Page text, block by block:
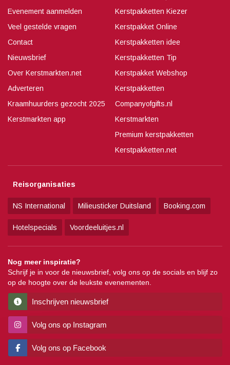
Evenement aanmelden
Veel gestelde vragen
Contact
Nieuwsbrief
Over Kerstmarkten.net
Adverteren
Kraamhuurders gezocht 2025
Kerstmarkten app
Kerstpakketten Kiezer
Kerstpakket Online
Kerstpakketten idee
Kerstpakketten Tip
Kerstpakket Webshop
Kerstpakketten
Companyofgifts.nl
Kerstmarkten
Premium kerstpakketten
Kerstpakketten.net
Reisorganisaties
NS International Milieusticker Duitsland Booking.com
Hotelspecials Voordeeluitjes.nl
Nog meer inspiratie?
Schrijf je in voor de nieuwsbrief, volg ons op de socials en blijf zo
op de hoogte over de leukste evenementen.
Inschrijven nieuwsbrief
Volg ons op Instagram
Volg ons op Facebook